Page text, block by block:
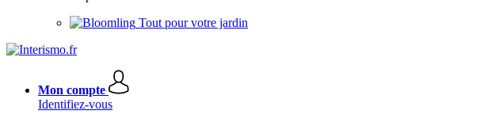
Tout pour votre jardin
Mon compte
Identifiez-vous